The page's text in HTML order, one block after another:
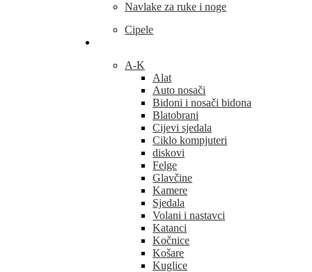
Navlake za ruke i noge
Cipele
A-K
Alat
Auto nosači
Bidoni i nosači bidona
Blatobrani
Cijevi sjedala
Ciklo kompjuteri
diskovi
Felge
Glavčine
Kamere
Sjedala
Volani i nastavci
Katanci
Kočnice
Košare
Kuglice